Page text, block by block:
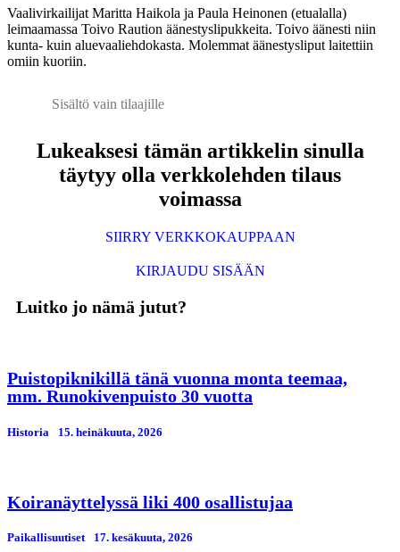
Vaalivirkailijat Maritta Haikola ja Paula Heinonen (etualalla)
leimaamassa Toivo Raution äänestyslipukkeita. Toivo äänesti niin
kunta- kuin aluevaaliehdokasta. Molemmat äänestysliput laitettiin
omiin kuoriin.
Sisältö vain tilaajille
Lukeaksesi tämän artikkelin sinulla
täytyy olla verkkolehden tilaus
voimassa
SIIRRY VERKKOKAUPPAAN
KIRJAUDU SISÄÄN
Luitko jo nämä jutut?
Puistopiknikillä tänä vuonna monta teemaa,
mm. Runokivenpuisto 30 vuotta
Historia 15. heinäkuuta, 2026
Koiranäyttelyssä liki 400 osallistujaa
Paikallisuutiset 17. kesäkuuta, 2026